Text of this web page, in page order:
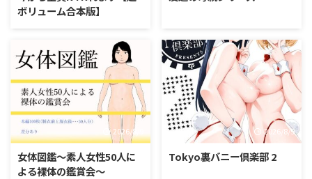
ボリューム合本版】
2026/8/9
女体図鑑〜素人女性50人に
よる裸体の鑑賞会〜
2026/8/9
Tokyo裏バニー倶楽部 2